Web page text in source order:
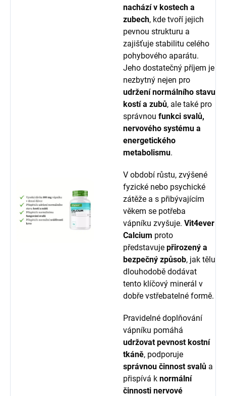
nachází v kostech a
zubech, kde tvoří jejich
pevnou strukturu a
zajišťuje stabilitu celého
pohybového aparátu.
Jeho dostatečný příjem je
nezbytný nejen pro
udržení normálního stavu
kostí a zubů, ale také pro
správnou funkci svalů,
nervového systému a
energetického
metabolismu.
V období růstu, zvýšené
fyzické nebo psychické
zátěže a s přibývajícím
věkem se potřeba
vápníku zvyšuje. Vit4ever
Calcium proto
představuje přirozený a
bezpečný způsob, jak tělu
dlouhodobě dodávat
tento klíčový minerál v
dobře vstřebatelné formě.
Pravidelné doplňování
vápníku pomáhá
udržovat pevnost kostní
tkáně, podporuje
správnou činnost svalů a
přispívá k normální
činnosti nervové